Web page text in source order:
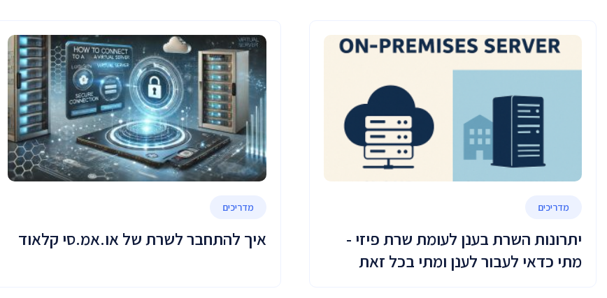
מדריכים
יתרונות השרת בענן לעומת שרת פיזי -
מתי כדאי לעבור לענן ומתי בכל זאת
מדריכים
איך להתחבר לשרת של או.אמ.סי קלאוד